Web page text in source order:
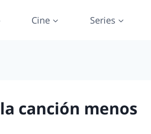
Cine Series
canción menos